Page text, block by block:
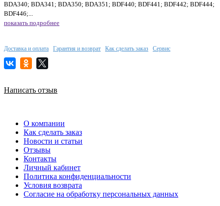
BDA340; BDA341; BDA350; BDA351; BDF440; BDF441; BDF442; BDF444;
BDF446;...
показать подробнее
Доставка и оплата Гарантия и возврат Как сделать заказ Сервис
Написать отзыв
О компании
Как сделать заказ
Новости и статьи
Отзывы
Контакты
Личный кабинет
Политика конфиденциальности
Условия возврата
Согласие на обработку персональных данных